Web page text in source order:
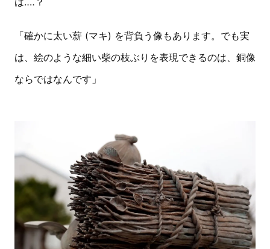
「確かに太い薪 (マキ) を背負う像もあります。でも実
は、絵のような細い柴の枝ぶりを表現できるのは、銅像
ならではなんです」